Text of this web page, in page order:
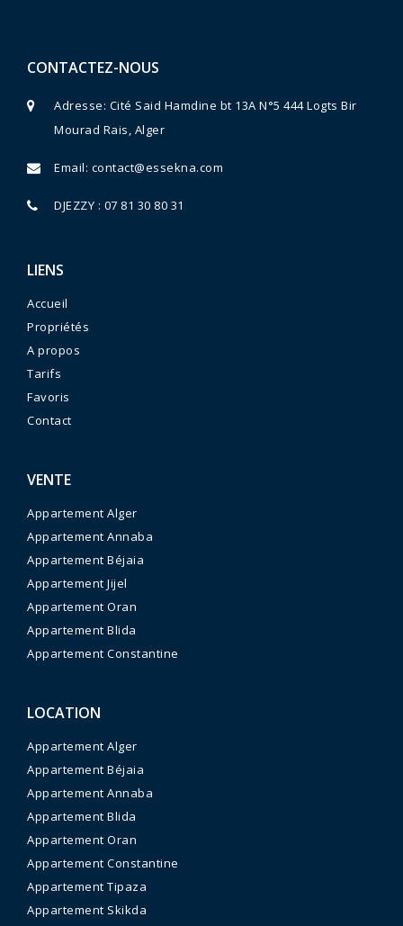
CONTACTEZ-NOUS
Adresse: Cité Said Hamdine bt 13A N°5 444 Logts Bir
Mourad Rais, Alger
Email: contact@essekna.com
DJEZZY : 07 81 30 80 31
LIENS
Accueil
Propriétés
A propos
Tarifs
Favoris
Contact
VENTE
Appartement Alger
Appartement Annaba
Appartement Béjaia
Appartement Jijel
Appartement Oran
Appartement Blida
Appartement Constantine
LOCATION
Appartement Alger
Appartement Béjaia
Appartement Annaba
Appartement Blida
Appartement Oran
Appartement Constantine
Appartement Tipaza
Appartement Skikda